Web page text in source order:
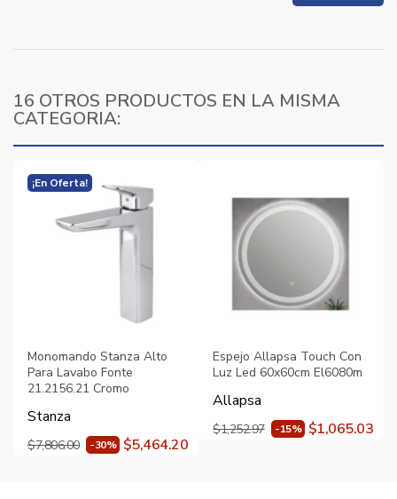
16 OTROS PRODUCTOS EN LA MISMA
CATEGORIA:
¡En Oferta!
Monomando Stanza Alto
Para Lavabo Fonte
21.2156.21 Cromo
Stanza
$7,806.00 -30% $5,464.20
Espejo Allapsa Touch Con
Luz Led 60x60cm El6080m
Allapsa
$1,252.97 -15% $1,065.03